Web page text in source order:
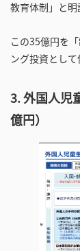
教育体制」と明
この35億円を
ング投資として
3. 外国人児
億円）